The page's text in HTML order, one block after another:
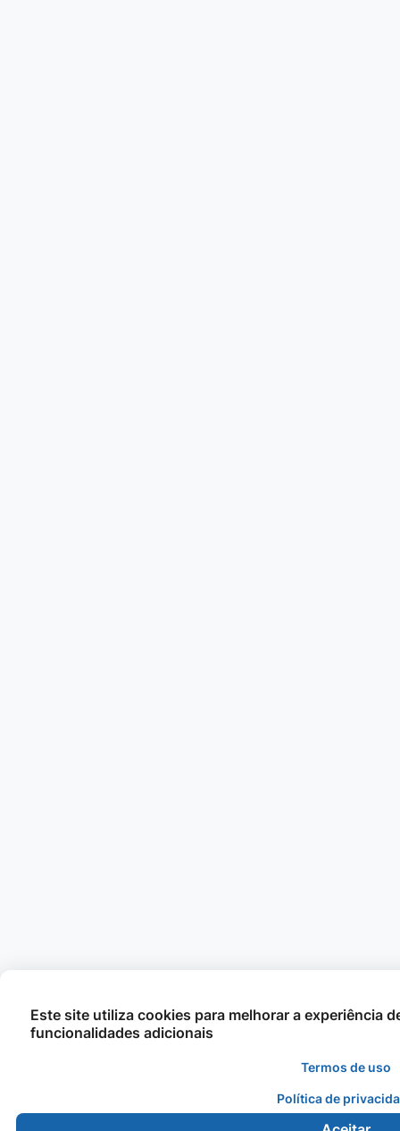
Este site utiliza cookies para melhorar a experiência
funcionalidades adicionais
Termos de uso
Política de